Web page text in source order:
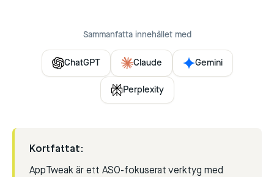
Sammanfatta innehållet med
ChatGPT Claude Gemini
Perplexity
Kortfattat:
AppTweak är ett ASO-fokuserat verktyg med